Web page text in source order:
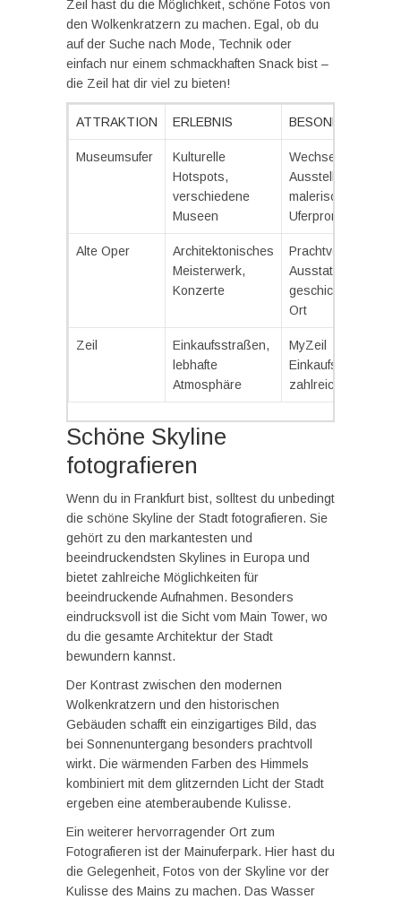
Zeil hast du die Möglichkeit, schöne Fotos von
den Wolkenkratzern zu machen. Egal, ob du
auf der Suche nach Mode, Technik oder
einfach nur einem schmackhaften Snack bist –
die Zeil hat dir viel zu bieten!
ATTRAKTION ERLEBNIS
Museumsufer
Kulturelle
Hotspots,
verschiedene
Museen
Wechselnde
Ausstellungen,
malerische
Uferpromenade
Alte Oper
Architektonisches
Meisterwerk,
Konzerte
Prachtvolle
Ausstattung,
Ort
Zeil
Einkaufsstraßen,
lebhafte
Atmosphäre
MyZeil
Einkaufszentrum,
zahlreiche Cafés
Schöne Skyline
fotografieren
Wenn du in Frankfurt bist, solltest du unbedingt
die schöne Skyline der Stadt fotografieren. Sie
gehört zu den markantesten und
beeindruckendsten Skylines in Europa und
bietet zahlreiche Möglichkeiten für
beeindruckende Aufnahmen. Besonders
eindrucksvoll ist die Sicht vom Main Tower, wo
du die gesamte Architektur der Stadt
bewundern kannst.
Der Kontrast zwischen den modernen
Wolkenkratzern und den historischen
Gebäuden schafft ein einzigartiges Bild, das
bei Sonnenuntergang besonders prachtvoll
wirkt. Die wärmenden Farben des Himmels
kombiniert mit dem glitzernden Licht der Stadt
ergeben eine atemberaubende Kulisse.
Ein weiterer hervorragender Ort zum
Fotografieren ist der Mainuferpark. Hier hast du
die Gelegenheit, Fotos von der Skyline vor der
Kulisse des Mains zu machen. Das Wasser